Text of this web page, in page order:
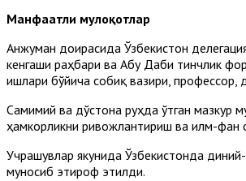
Манфаатли мулоқотлар
Анжуман доирасида Ўзбекистон
кенгаши раҳбари ва Абу Даби тинчлик
ишлари бўйича собиқ вазири,
Самимий ва дўстона руҳда ўтган мазкур
ҳамкорликни ривожлантириш ва илм-фан
Учрашувлар якунида Ўзбекистонда
муносиб этироф этилди.